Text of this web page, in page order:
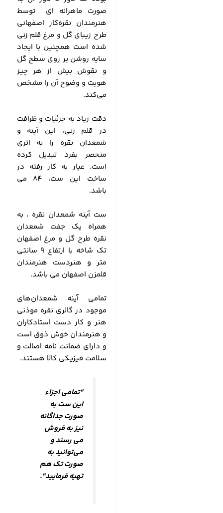
صورت ماهرانه ای توسط
هنرمندان نقره‌کار اصفهانی
طرح زیبای گل و مرغ قلم زنی
شده است همچنین با ایجاد
سایه روشن بر روی سطح گل
و نقوش بیش از هر چیز
هویت و وضوح آن را مشخص
می‌کند.
دقت زیاد به جزئیات و ظرافت
در قلم زنی، این آینه و
شمعدان نقره را به اثری
منحصر بفرد تبدیل کرده
است. عیار به کار رفته در
ساخت این ست، 84 می
باشد.
ست آینه شمعدان نقره ، به
همراه یک جفت شمعدان
نقره طرح گل و مرغ اصفهان
تک شاخه با ارتفاع 9 سانتی
متر و هنردست هنرمندان
قلمزن اصفهان می باشد.
تمامی آینه شمعدان‌های
موجود در گالری نقره موذنی
هنر و کار دست استادکاران
و هنرمندان خوش ذوق است
و دارای ضمانت نامه اصالت و
سلامت فیزیکی کالا هستند.
“تمامی اجزاء
این ست به
صورت جداگانه
نیز به فروش
می رسند و
می‌توانید به
صورت تک هم
تهیه فرمایید“.